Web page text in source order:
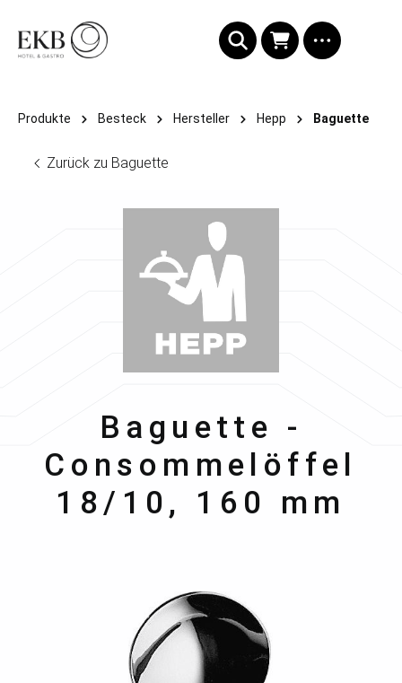
Produkte Besteck Hersteller Hepp Baguette
Zurück zu Baguette
Hepp
Baguette -
Consommelöffel
18/10, 160 mm
Bildergalerie überspringen